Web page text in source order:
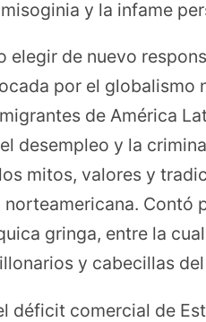
y la infame
elegir de nuevo
por el globalismo
de América
desempleo y la
mitos, valores y
Contó
gringa, entre la
y cabecillas
déficit comercial de